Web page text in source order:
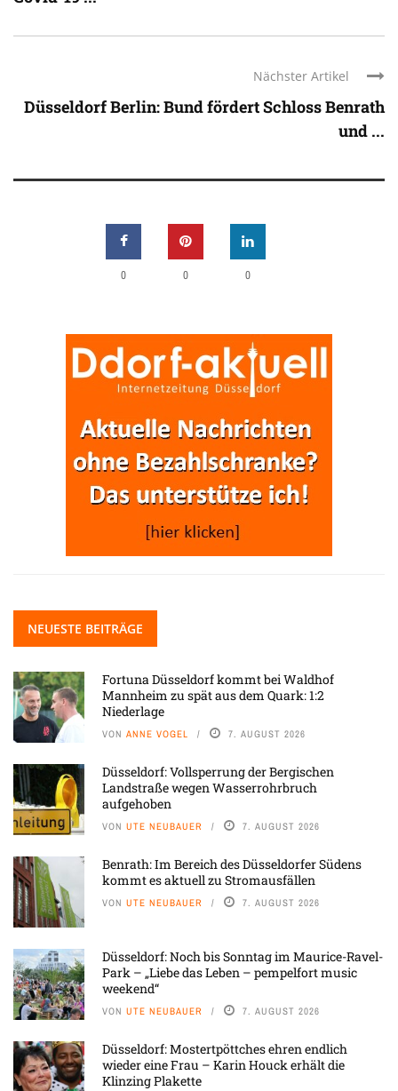
Nächster Artikel
Düsseldorf Berlin: Bund fördert Schloss Benrath
und ...
0 0 0
NEUESTE BEITRÄGE
Fortuna Düsseldorf kommt bei Waldhof
Mannheim zu spät aus dem Quark: 1:2
Niederlage
VON ANNE VOGEL 7. AUGUST 2026
Düsseldorf: Vollsperrung der Bergischen
Landstraße wegen Wasserrohrbruch
aufgehoben
VON UTE NEUBAUER 7. AUGUST 2026
Benrath: Im Bereich des Düsseldorfer Südens
kommt es aktuell zu Stromausfällen
VON UTE NEUBAUER 7. AUGUST 2026
Düsseldorf: Noch bis Sonntag im Maurice-Ravel-
Park – „Liebe das Leben – pempelfort music
weekend“
VON UTE NEUBAUER 7. AUGUST 2026
Düsseldorf: Mostertpöttches ehren endlich
wieder eine Frau – Karin Houck erhält die
Klinzing Plakette